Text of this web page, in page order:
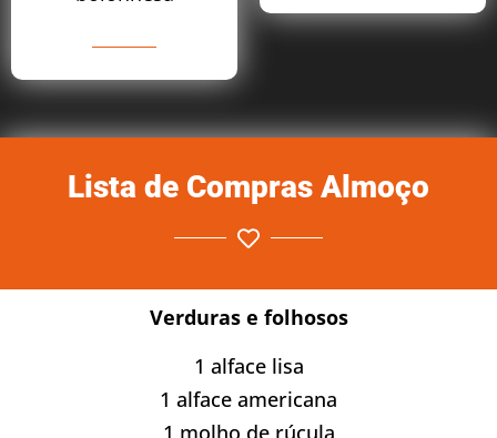
Lista de Compras Almoço
Verduras e folhosos
1 alface lisa
1 alface americana
1 molho de rúcula